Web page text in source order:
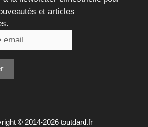
et articles
© 2014-2026 toutdard.fr